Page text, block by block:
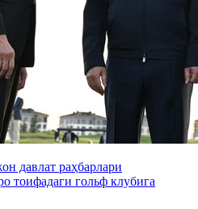
давлат раҳбарлари
тоифадаги гольф клубига